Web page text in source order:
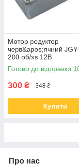
Мотор редуктор
черв&apos;ячний
200 об/хв 12В
Готово до відправки
300 ₴ 348 ₴
Купити
Про нас